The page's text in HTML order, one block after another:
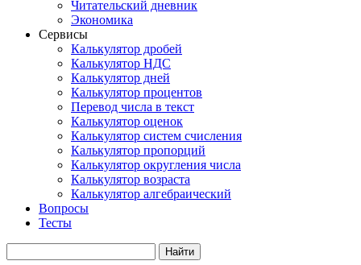
Читательский дневник
Экономика
Сервисы
Калькулятор дробей
Калькулятор НДС
Калькулятор дней
Калькулятор процентов
Перевод числа в текст
Калькулятор оценок
Калькулятор систем счисления
Калькулятор пропорций
Калькулятор округления числа
Калькулятор возраста
Калькулятор алгебраический
Вопросы
Тесты
Найти